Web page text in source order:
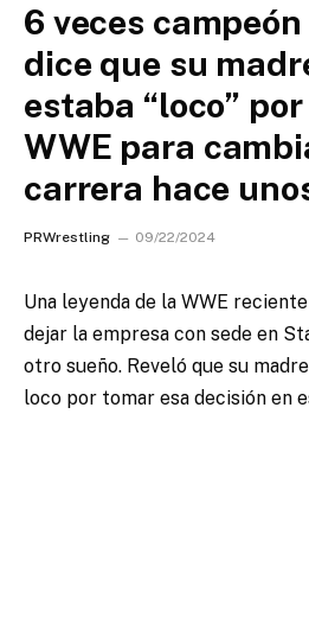
6 veces
dice que su
estaba “loco”
WWE para
carrera hace
PRWrestling 09/22/2024
Una leyenda de la WWE
dejar la empresa con sede en
otro sueño. Reveló que su
loco por tomar esa decisión en